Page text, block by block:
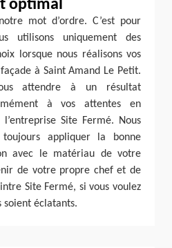
optimal
mot d’ordre. C’est pour
utilisons uniquement des
lorsque nous réalisons vos
à Saint Amand Le Petit.
attendre à un résultat
à vos attentes en
Site Fermé. Nous
appliquer la bonne
avec le matériau de votre
de votre propre chef et de
Site Fermé, si vous voulez
soient éclatants.